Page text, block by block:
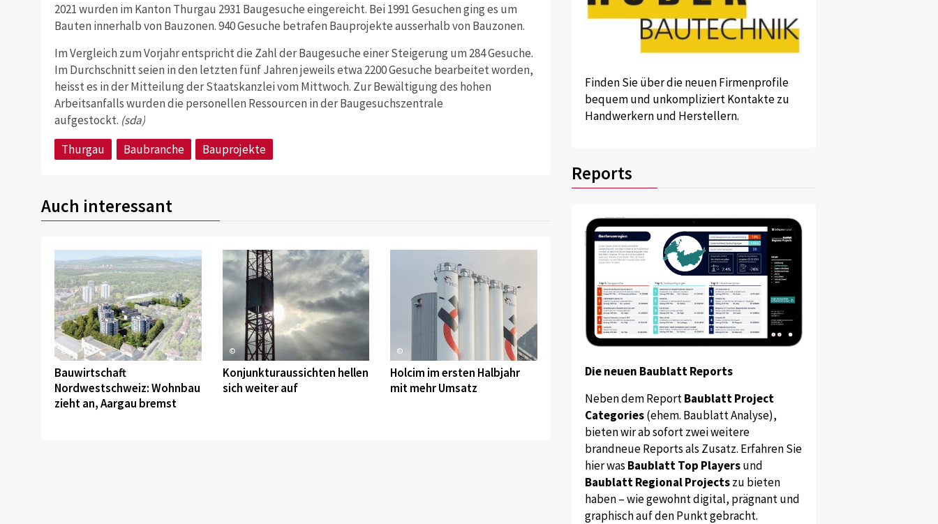
2021 wurden im Kanton Thurgau 2931 Baugesuche eingereicht. Bei 1991 Gesuchen ging es um
Bauten innerhalb von Bauzonen. 940 Gesuche betrafen Bauprojekte ausserhalb von Bauzonen.
Im Vergleich zum Vorjahr entspricht die Zahl der Baugesuche einer Steigerung um 284 Gesuche.
Im Durchschnitt seien in den letzten fünf Jahren jeweils etwa 2200 Gesuche bearbeitet worden,
heisst es in der Mitteilung der Staatskanzlei vom Mittwoch. Zur Bewältigung des hohen
Arbeitsanfalls wurden die personellen Ressourcen in der Baugesuchszentrale
aufgestockt. (sda)
Thurgau
Baubranche Bauprojekte
Auch interessant
©
Bauwirtschaft
Nordwestschweiz: Wohnbau
zieht an, Aargau bremst
©
Konjunkturaussichten hellen
sich weiter auf
©
Holcim im ersten Halbjahr
mit mehr Umsatz
Finden Sie über die neuen Firmenprofile
bequem und unkompliziert Kontakte zu
Handwerkern und Herstellern.
Reports
Die neuen Baublatt Reports
Neben dem ReportBaublatt Project
Categories(ehem. Baublatt Analyse),
bieten wir ab sofort zwei weitere
brandneue Reports als Zusatz. Erfahren Sie
hier was Baublatt Top Playersund
Baublatt Regional Projectszu bieten
haben – wie gewohnt digital, prägnant und
graphisch auf den Punkt gebracht.